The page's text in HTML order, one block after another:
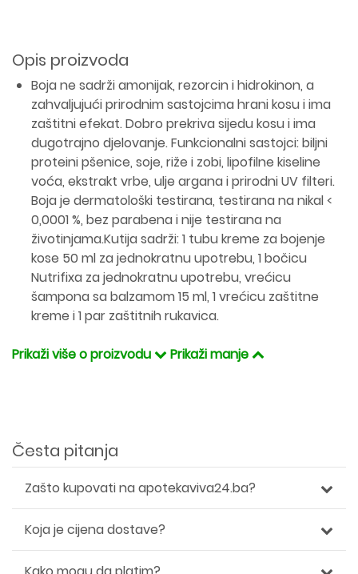
Opis proizvoda
Boja ne sadrži amonijak, rezorcin i hidrokinon, a
zahvaljujući prirodnim sastojcima hrani kosu i ima
zaštitni efekat. Dobro prekriva sijedu kosu i ima
dugotrajno djelovanje. Funkcionalni sastojci: biljni
proteini pšenice, soje, riže i zobi, lipofilne kiseline
voća, ekstrakt vrbe, ulje argana i prirodni UV filteri.
Boja je dermatološki testirana, testirana na nikal <
0,0001 %, bez parabena i nije testirana na
životinjama.Kutija sadrži: 1 tubu kreme za bojenje
kose 50 ml za jednokratnu upotrebu, 1 bočicu
Nutrifixa za jednokratnu upotrebu, vrećicu
šampona sa balzamom 15 ml, 1 vrećicu zaštitne
kreme i 1 par zaštitnih rukavica.
Prikaži više o proizvodu Prikaži manje
Česta pitanja
Zašto kupovati na apotekaviva24.ba?
Koja je cijena dostave?